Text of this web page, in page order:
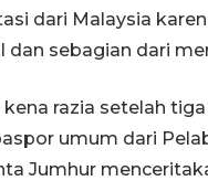
dari Malaysia
dan sebagian dari
razia setelah
umum dari
Jumhur